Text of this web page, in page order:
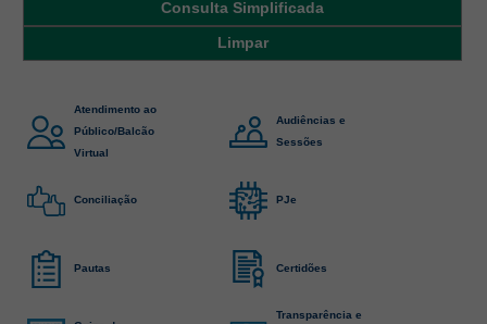
Notícias em destaque
Serviços e informações judiciais
Atendimento ao
Público/Balcão
Virtual
Audiências e
Sessões
Conciliação PJe
Pautas Certidões
Transparência e